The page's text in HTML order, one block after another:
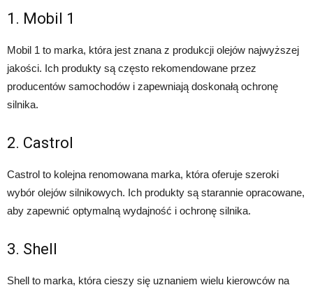
1. Mobil 1
Mobil 1 to marka, która jest znana z produkcji olejów najwyższej
jakości. Ich produkty są często rekomendowane przez
producentów samochodów i zapewniają doskonałą ochronę
silnika.
2. Castrol
Castrol to kolejna renomowana marka, która oferuje szeroki
wybór olejów silnikowych. Ich produkty są starannie opracowane,
aby zapewnić optymalną wydajność i ochronę silnika.
3. Shell
Shell to marka, która cieszy się uznaniem wielu kierowców na